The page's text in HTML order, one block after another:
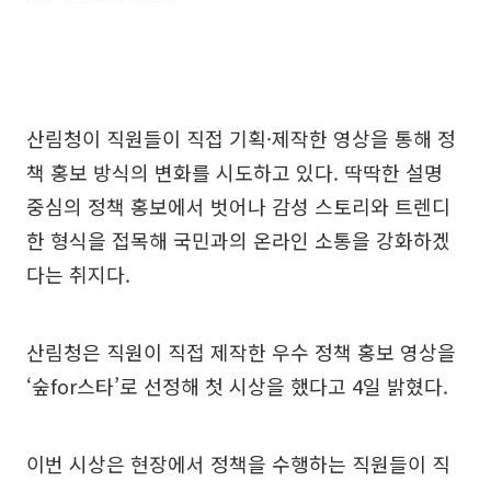
산림청이 직원들이 직접 기획·제작한 영상을 통해 정
책 홍보 방식의 변화를 시도하고 있다. 딱딱한 설명
중심의 정책 홍보에서 벗어나 감성 스토리와 트렌디
한 형식을 접목해 국민과의 온라인 소통을 강화하겠
다는 취지다.
산림청은 직원이 직접 제작한 우수 정책 홍보 영상을
‘숲for스타’로 선정해 첫 시상을 했다고 4일 밝혔다.
이번 시상은 현장에서 정책을 수행하는 직원들이 직